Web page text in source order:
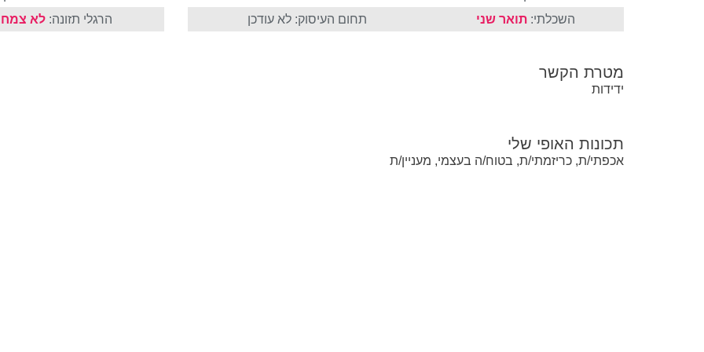
השכלתי:תואר שני תחום העיסוק: לא עודכן
הרגלי תזונה: לא
מטרת הקשר
ידידות
תכונות האופי שלי
אכפתי/ת, כריזמתי/ת, בטוח/ה בעצמי, מעניין/ת